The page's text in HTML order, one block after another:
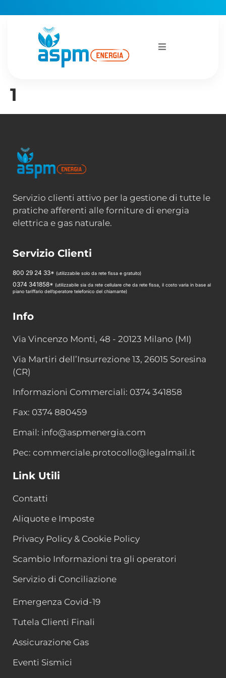
1
Servizio clienti attivo per la gestione di tutte le
pratiche afferenti alle forniture di energia
elettrica e gas naturale.
Servizio Clienti
800 29 24 33* (utilizzabile solo da rete fissa e gratuito)
0374 341858* (utilizzabile sia da rete cellulare che da rete fissa, il costo varia in base al
piano tariffario dell’operatore telefonico del chiamante)
Info
Via Vincenzo Monti, 48 - 20123 Milano (MI)
Via Martiri dell’Insurrezione 13, 26015 Soresina
(CR)
Informazioni Commerciali: 0374 341858
Fax: 0374 880459
Email: info@aspmenergia.com
Pec: commerciale.protocollo@legalmail.it
Link Utili
Contatti
Aliquote e Imposte
Privacy Policy & Cookie Policy
Scambio Informazioni tra gli operatori
Servizio di Conciliazione
Emergenza Covid-19
Tutela Clienti Finali
Assicurazione Gas
Eventi Sismici